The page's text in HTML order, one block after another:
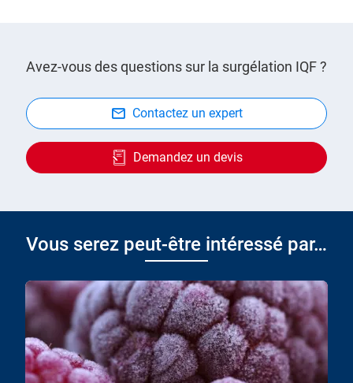
Avez-vous des questions sur la surgélation IQF ?
Contactez un expert
Demandez un devis
Vous serez peut-être intéressé par…